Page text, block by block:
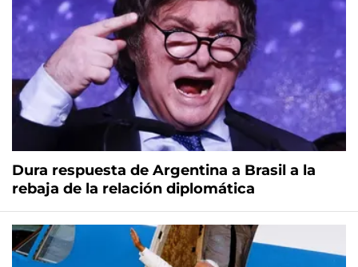
Dura respuesta de Argentina a Brasil a la
rebaja de la relación diplomática